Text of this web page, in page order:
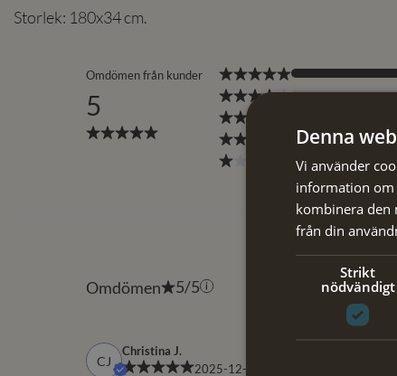
Storlek: 180x34 cm.
Denna
Vi använder
information om
kombinera den
från din
Strikt
nödvändigt